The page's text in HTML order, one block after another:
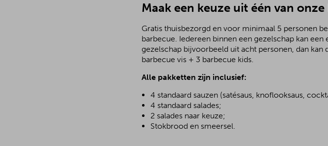
Maak een keuze uit één van
Gratis thuisbezorgd en voor minimaal 5 personen
barbecue. Iedereen binnen een gezelschap kan
gezelschap bijvoorbeeld uit acht personen, dan
barbecue vis + 3 barbecue kids.
Alle pakketten zijn inclusief:
4 standaard sauzen (satésaus, knoflooksaus,
4 standaard salades;
2 salades naar keuze;
Stokbrood en smeersel.